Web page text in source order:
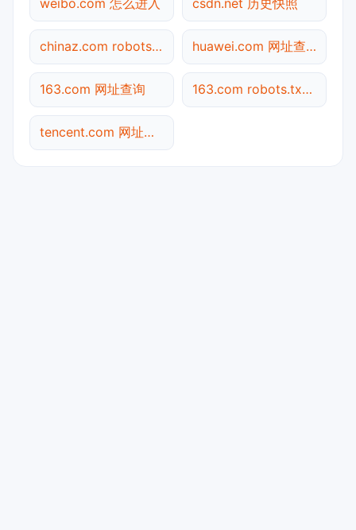
weibo.com 怎么进入 csdn.net 历史快照
chinaz.com robots.txt检测 huawei.com 网址查询
163.com 网址查询 163.com robots.txt检测
tencent.com 网址查询